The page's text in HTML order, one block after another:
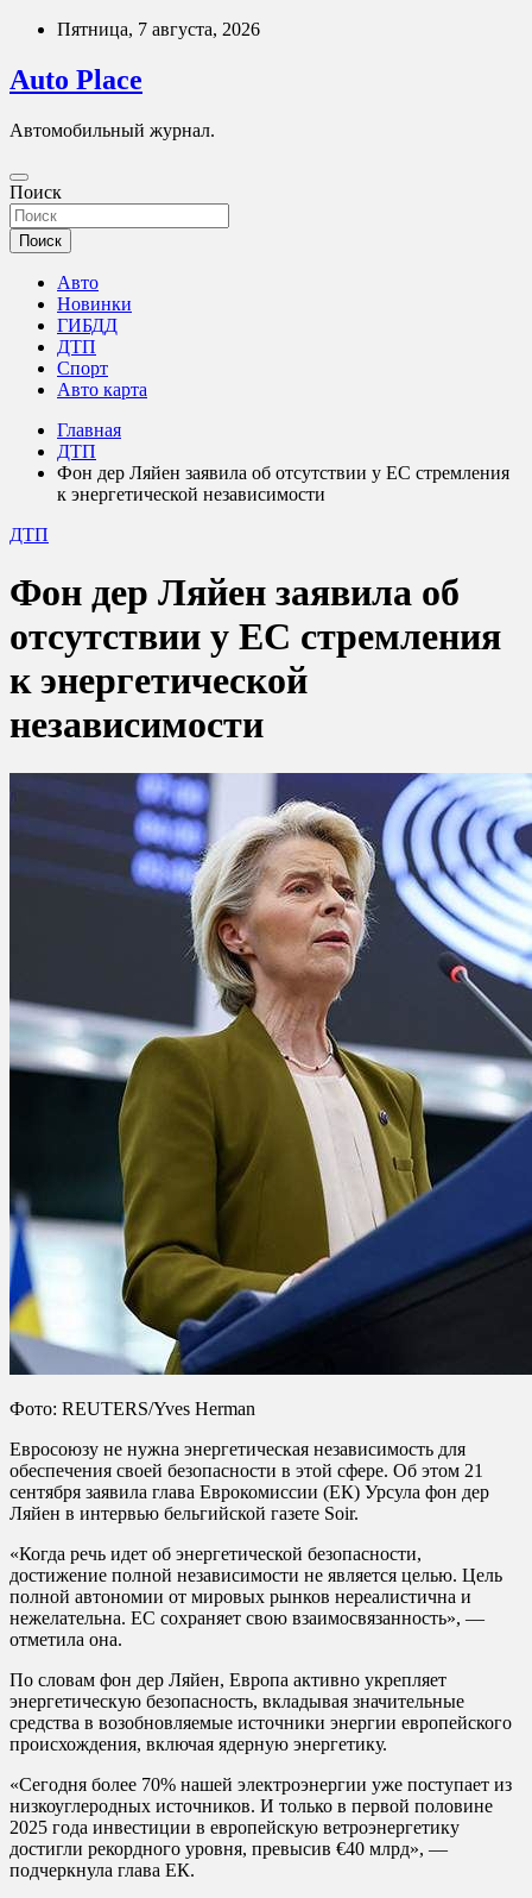
Перейти
содержимому
Пятница, 7 августа, 2026
Auto Place
Автомобильный журнал.
Поиск
Поиск
Авто
Новинки
ГИБДД
ДТП
Спорт
Авто карта
Главная
ДТП
Фон дер Ляйен заявила об отсутствии у ЕС стремления
к энергетической независимости
ДТП
Фон дер Ляйен заявила об
отсутствии у ЕС стремления
к энергетической
независимости
Фото: REUTERS/Yves Herman
Евросоюзу не нужна энергетическая независимость для
обеспечения своей безопасности в этой сфере. Об этом 21
сентября заявила глава Еврокомиссии (ЕК) Урсула фон дер
Ляйен в интервью бельгийской газете Soir.
«Когда речь идет об энергетической безопасности,
достижение полной независимости не является целью. Цель
полной автономии от мировых рынков нереалистична и
нежелательна. ЕС сохраняет свою взаимосвязанность», —
отметила она.
По словам фон дер Ляйен, Европа активно укрепляет
энергетическую безопасность, вкладывая значительные
средства в возобновляемые источники энергии европейского
происхождения, включая ядерную энергетику.
«Сегодня более 70% нашей электроэнергии уже поступает из
низкоуглеродных источников. И только в первой половине
2025 года инвестиции в европейскую ветроэнергетику
достигли рекордного уровня, превысив €40 млрд», —
подчеркнула глава ЕК.